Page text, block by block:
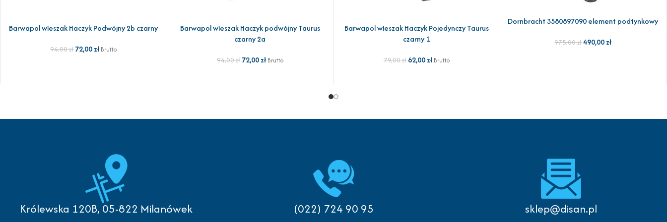
DODAJ DO KOSZYKA
Barwapol wieszak Haczyk Podwójny 2b czarny
94,00zł 72,00zł Brutto
DODAJ DO KOSZYKA
Barwapol wieszak Haczyk podwójny Taurus
czarny 2a
94,00zł 72,00zł Brutto
DODAJ DO KOSZYKA
Barwapol wieszak Haczyk Pojedynczy Taurus
czarny 1
79,00zł 62,00zł Brutto
DODAJ DO KOSZYKA
Dornbracht 3580897090 element podtynkowy
975,00zł490,00zł
Królewska 120B, 05-822 Milanówek (022) 724 90 95 sklep@disan.pl